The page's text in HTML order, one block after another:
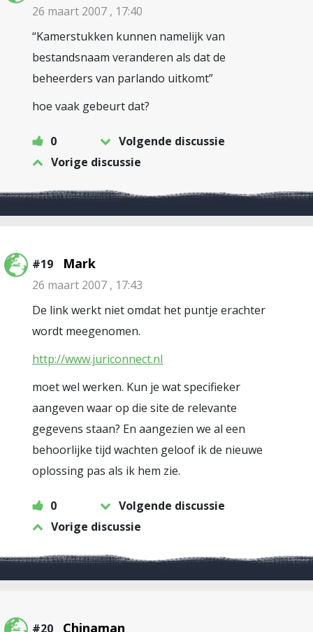
26 maart 2007 , 17:40
“Kamerstukken kunnen namelijk van
bestandsnaam veranderen als dat de
beheerders van parlando uitkomt”
hoe vaak gebeurt dat?
0
Volgende discussie
Vorige discussie
#19 Mark
26 maart 2007 , 17:43
De link werkt niet omdat het puntje erachter
wordt meegenomen.
http://www.juriconnect.nl
moet wel werken. Kun je wat specifieker
aangeven waar op die site de relevante
gegevens staan? En aangezien we al een
behoorlijke tijd wachten geloof ik de nieuwe
oplossing pas als ik hem zie.
0
Volgende discussie
Vorige discussie
#20 Chinaman